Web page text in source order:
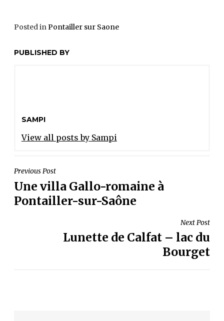
Posted inPontailler sur Saone
PUBLISHED BY
SAMPI
View all posts by Sampi
NAVIGATION
DE
L’ARTICLE
Previous Post
Une villa Gallo-romaine à
Pontailler-sur-Saône
Next Post
Lunette de Calfat – lac du
Bourget